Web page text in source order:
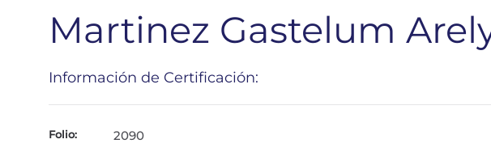
Martinez Gastelum
Información de Certificación:
Folio: 2090